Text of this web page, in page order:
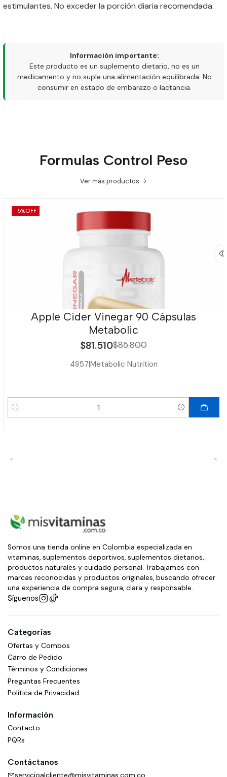
estimulantes. No exceder la porción diaria recomendada.
Información importante:
Este producto es un suplemento dietario, no es un
medicamento y no suple una alimentación equilibrada. No
consumir en estado de embarazo o lactancia.
Formulas Control Peso
Ver más productos
-5%OFF
Apple Cider Vinegar 90 Cápsulas
Metabolic
$81.510$85.800
4957|Metabolic Nutrition
Cantidad
Somos una tienda online en Colombia especializada en
vitaminas, suplementos deportivos, suplementos dietarios,
productos naturales y cuidado personal. Trabajamos con
marcas reconocidas y productos originales, buscando ofrecer
una experiencia de compra segura, clara y responsable.
Síguenos
Categorías
Ofertas y Combos
Carro de Pedido
Términos y Condiciones
Preguntas Frecuentes
Política de Privacidad
Información
Contacto
PQRs
Contáctanos
servicioalcliente@misvitaminas.com.co